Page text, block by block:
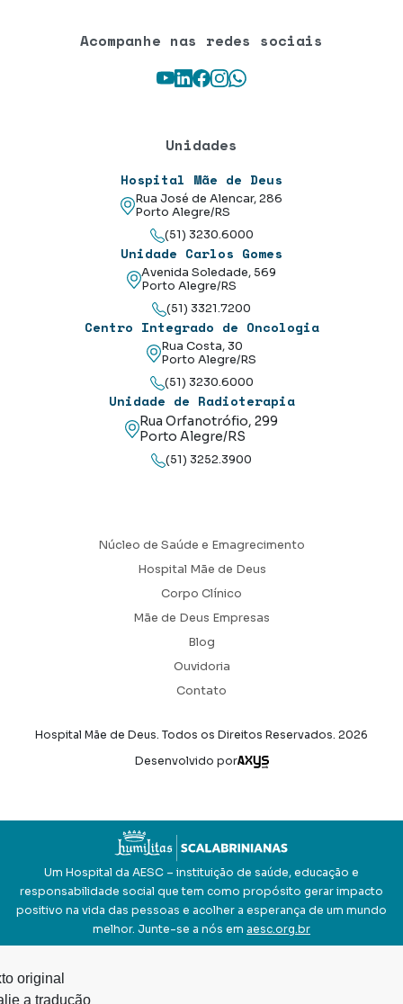
Acompanhe nas redes sociais
Youtube
LinkedIn
Facebook
Instagram
WhatsApp
Unidades
Hospital Mãe de Deus
Rua José de Alencar, 286
Porto Alegre/RS
(51) 3230.6000
Unidade Carlos Gomes
Avenida Soledade, 569
Porto Alegre/RS
(51) 3321.7200
Centro Integrado de Oncologia
Rua Costa, 30
Porto Alegre/RS
(51) 3230.6000
Unidade de Radioterapia
Rua Orfanotrófio, 299
Porto Alegre/RS
(51) 3252.3900
Núcleo de Saúde e Emagrecimento
Hospital Mãe de Deus
Corpo Clínico
Mãe de Deus Empresas
Blog
Ouvidoria
Contato
Hospital Mãe de Deus. Todos os Direitos Reservados. 2026
Desenvolvido por
Axysweb
Um Hospital da AESC – instituição de saúde, educação e
responsabilidade social que tem como propósito gerar impacto
positivo na vida das pessoas e acolher a esperança de um mundo
melhor. Junte-se a nós em aesc.org.br
original
a tradução